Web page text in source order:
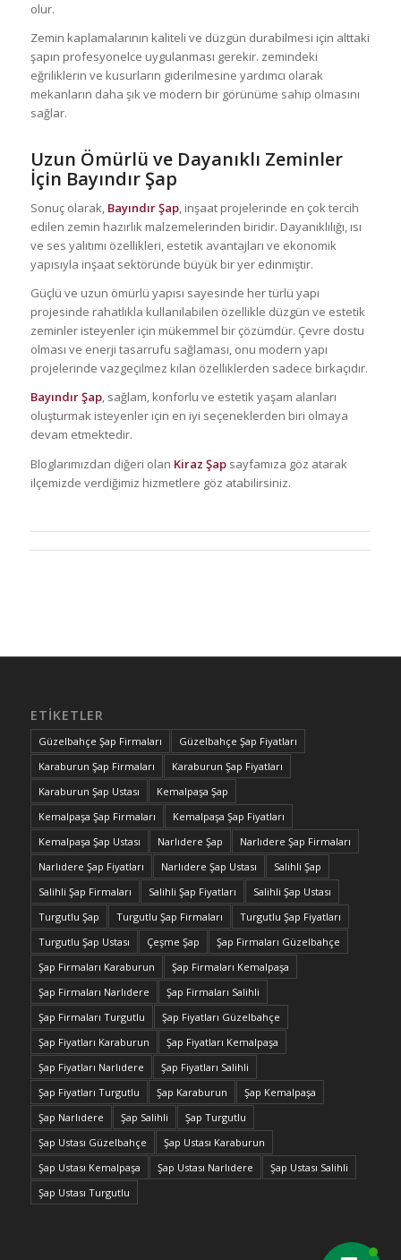
olur.
Zemin kaplamalarının kaliteli ve düzgün durabilmesi için alttaki
şapın profesyonelce uygulanması gerekir. zemindeki
eğriliklerin ve kusurların giderilmesine yardımcı olarak
mekanların daha şık ve modern bir görünüme sahip olmasını
sağlar.
Uzun Ömürlü ve Dayanıklı Zeminler
İçin Bayındır Şap
Sonuç olarak, Bayındır Şap, inşaat projelerinde en çok tercih
edilen zemin hazırlık malzemelerinden biridir. Dayanıklılığı, ısı
ve ses yalıtımı özellikleri, estetik avantajları ve ekonomik
yapısıyla inşaat sektöründe büyük bir yer edinmiştir.
Güçlü ve uzun ömürlü yapısı sayesinde her türlü yapı
projesinde rahatlıkla kullanılabilen özellikle düzgün ve estetik
zeminler isteyenler için mükemmel bir çözümdür. Çevre dostu
olması ve enerji tasarrufu sağlaması, onu modern yapı
projelerinde vazgeçilmez kılan özelliklerden sadece birkaçıdır.
Bayındır Şap, sağlam, konforlu ve estetik yaşam alanları
oluşturmak isteyenler için en iyi seçeneklerden biri olmaya
devam etmektedir.
Bloglarımızdan diğeri olan Kiraz Şapsayfamıza göz atarak
ilçemizde verdiğimiz hizmetlere göz atabilirsiniz.
ETIKETLER
Güzelbahçe Şap Firmaları
Güzelbahçe Şap Fiyatları
Karaburun Şap Firmaları
Karaburun Şap Fiyatları
Karaburun Şap Ustası
Kemalpaşa Şap
Kemalpaşa Şap Firmaları
Kemalpaşa Şap Fiyatları
Kemalpaşa Şap Ustası
Narlıdere Şap
Narlıdere Şap Firmaları
Narlıdere Şap Fiyatları
Narlıdere Şap Ustası
Salihli Şap
Salihli Şap Firmaları
Salihli Şap Fiyatları
Salihli Şap Ustası
Turgutlu Şap
Turgutlu Şap Firmaları
Turgutlu Şap Fiyatları
Turgutlu Şap Ustası
Çeşme Şap
Şap Firmaları Güzelbahçe
Şap Firmaları Karaburun
Şap Firmaları Kemalpaşa
Şap Firmaları Narlıdere
Şap Firmaları Salihli
Şap Firmaları Turgutlu
Şap Fiyatları Güzelbahçe
Şap Fiyatları Karaburun
Şap Fiyatları Kemalpaşa
Şap Fiyatları Narlıdere
Şap Fiyatları Salihli
Şap Fiyatları Turgutlu
Şap Karaburun
Şap Kemalpaşa
Şap Narlıdere
Şap Salihli
Şap Turgutlu
Şap Ustası Güzelbahçe
Şap Ustası Karaburun
Şap Ustası Kemalpaşa
Şap Ustası Narlıdere
Şap Ustası Salihli
Şap Ustası Turgutlu